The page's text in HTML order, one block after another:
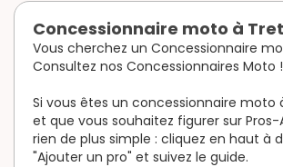
Concessionnaire moto à
Vous cherchez un Concessionnaire
Consultez nos Concessionnaires Moto !
Si vous êtes un concessionnaire moto
et que vous souhaitez figurer sur
rien de plus simple : cliquez en haut à
"Ajouter un pro" et suivez le guide.